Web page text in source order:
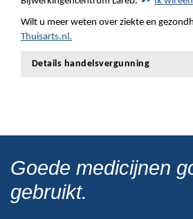
Wilt u meer weten over ziekte en
Thuisarts.nl.
Details handelsvergunning
Goede medicijnen
gebruikt.